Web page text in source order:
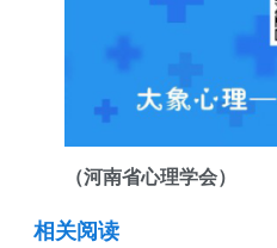
（河南省心理学会）
相关阅读